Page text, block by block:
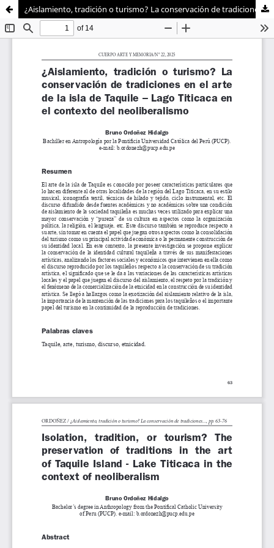
Sistema de
Bibliotecas
Facultad de
Ciencias Sociales
¿Aislamiento, tradición o turismo? La conservación de tradiciones en el arte de la isla de Taquile – Lago Titicaca en el contexto del neoliberalismo